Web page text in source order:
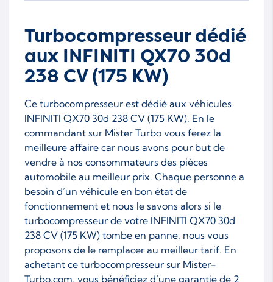
Turbocompresseur dédié
aux INFINITI QX70 30d
238 CV (175 KW)
Ce turbocompresseur est dédié aux véhicules
INFINITI QX70 30d 238 CV (175 KW). En le
commandant sur Mister Turbo vous ferez la
meilleure affaire car nous avons pour but de
vendre à nos consommateurs des pièces
automobile au meilleur prix. Chaque personne a
besoin d’un véhicule en bon état de
fonctionnement et nous le savons alors si le
turbocompresseur de votre INFINITI QX70 30d
238 CV (175 KW) tombe en panne, nous vous
proposons de le remplacer au meilleur tarif. En
achetant ce turbocompresseur sur Mister-
Turbo.com, vous bénéficiez d’une garantie de 2